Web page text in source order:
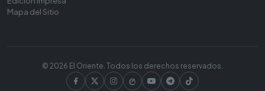
Mapa del Sitio
© 2026 El Oriente. Todos los derechos reservados.